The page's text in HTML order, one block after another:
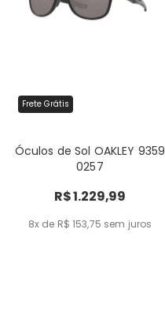
Frete Grátis
Óculos de Sol OAKLEY 9359
0257
R$ 1.229,99
8x de R$ 153,75 sem juros